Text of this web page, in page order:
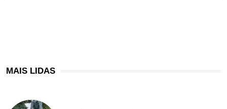
MAIS LIDAS